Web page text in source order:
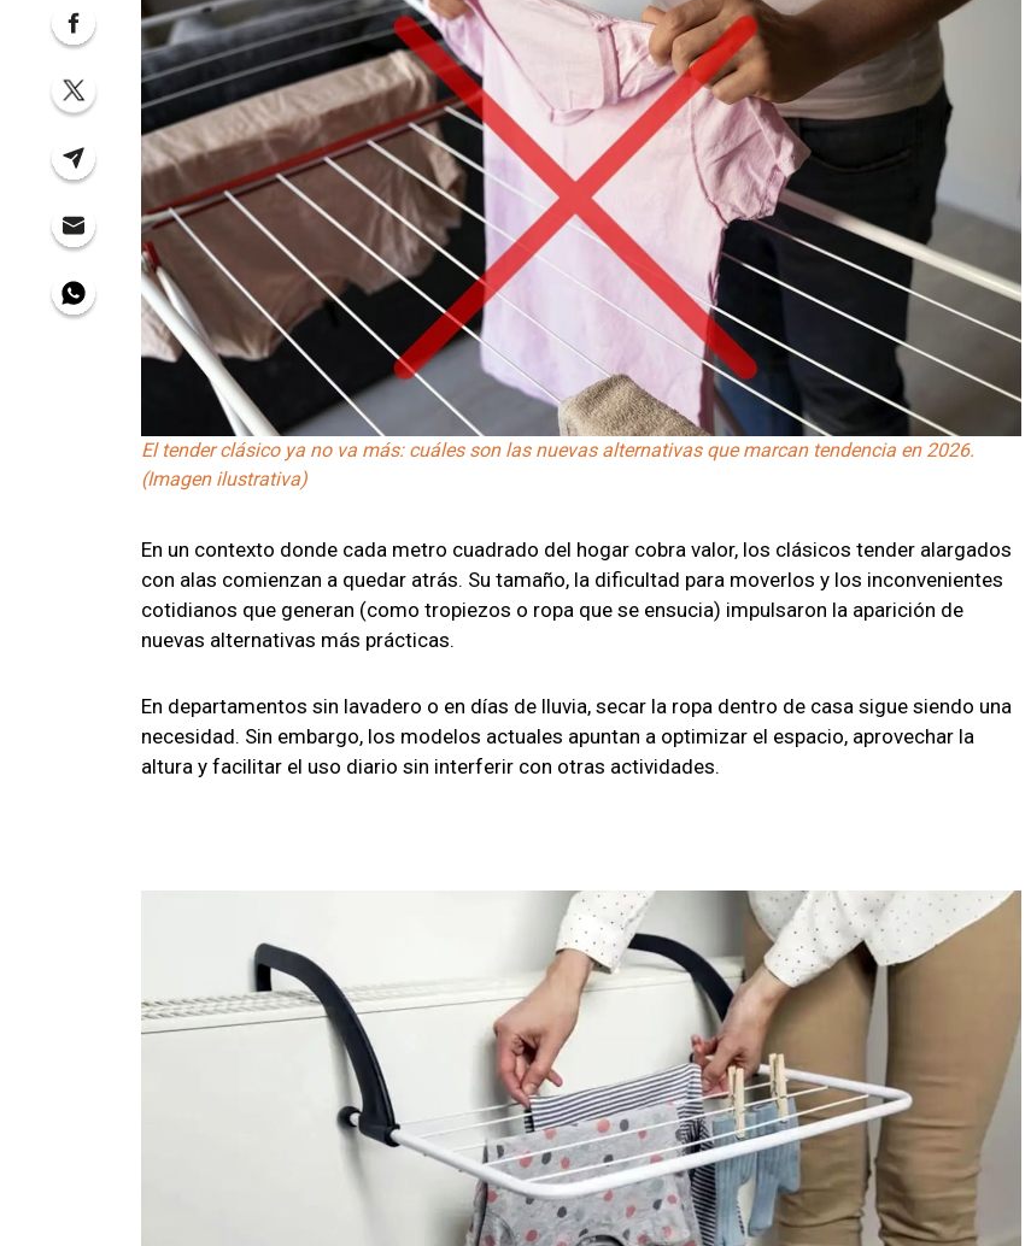
El tender clásico ya no va más: cuáles son las nuevas alternativas que marcan tendencia en 2026.
(Imagen ilustrativa)
En un contexto donde cada metro cuadrado del hogar cobra valor, los clásicos tender alargados
con alas comienzan a quedar atrás. Su tamaño, la dificultad para moverlos y los inconvenientes
cotidianos que generan (como tropiezos o ropa que se ensucia) impulsaron la aparición de
nuevas alternativas más prácticas.
En departamentos sin lavadero o en días de lluvia, secar la ropa dentro de casa sigue siendo una
necesidad. Sin embargo, los modelos actuales apuntan a optimizar el espacio, aprovechar la
altura y facilitar el uso diario sin interferir con otras actividades.